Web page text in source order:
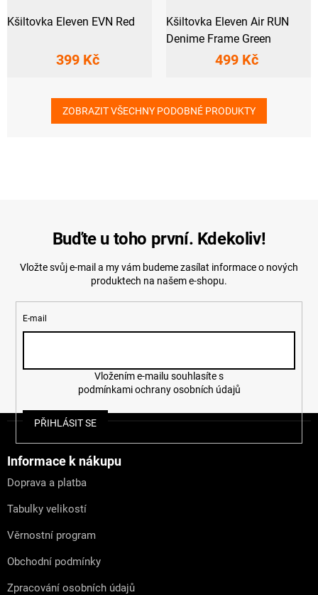
Kšiltovka Eleven EVN Red
399 Kč
Kšiltovka Eleven Air RUN
Denime Frame Green
499 Kč
ZOBRAZIT VŠECHNY PODOBNÉ PRODUKTY
Buďte u toho první. Kdekoliv!
Vložte svůj e-mail a my vám budeme zasílat informace o nových
produktech na našem e-shopu.
E-mail
podmínkami ochrany osobních údajů
PŘIHLÁSIT SE
Informace k nákupu
Doprava a platba
Tabulky velikostí
Věrnostní program
Obchodní podmínky
Zpracování osobních údajů